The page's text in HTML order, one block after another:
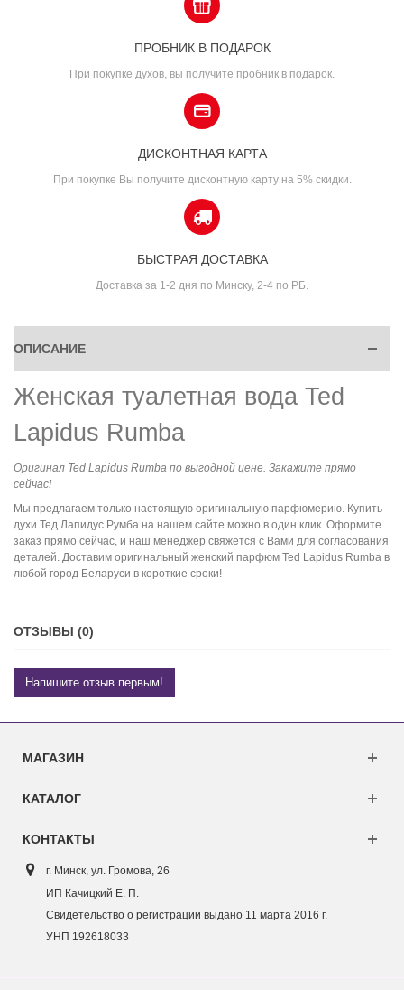
ПРОБНИК В ПОДАРОК
При покупке духов, вы получите пробник в подарок.
ДИСКОНТНАЯ КАРТА
При покупке Вы получите дисконтную карту на 5% скидки.
БЫСТРАЯ ДОСТАВКА
Доставка за 1-2 дня по Минску, 2-4 по РБ.
ОПИСАНИЕ
Женская туалетная вода Ted
Lapidus Rumba
Оригинал Ted Lapidus Rumba по выгодной цене. Закажите прямо
сейчас!
Мы предлагаем только настоящую оригинальную парфюмерию. Купить
духи Тед Лапидус Румба на нашем сайте можно в один клик. Оформите
заказ прямо сейчас, и наш менеджер свяжется с Вами для согласования
деталей. Доставим оригинальный женский парфюм Ted Lapidus Rumba в
любой город Беларуси в короткие сроки!
ОТЗЫВЫ (0)
Напишите отзыв первым!
МАГАЗИН
КАТАЛОГ
КОНТАКТЫ
г. Минск, ул. Громова, 26
ИП Качицкий Е. П.
Свидетельство о регистрации выдано 11 марта 2016 г.
УНП 192618033